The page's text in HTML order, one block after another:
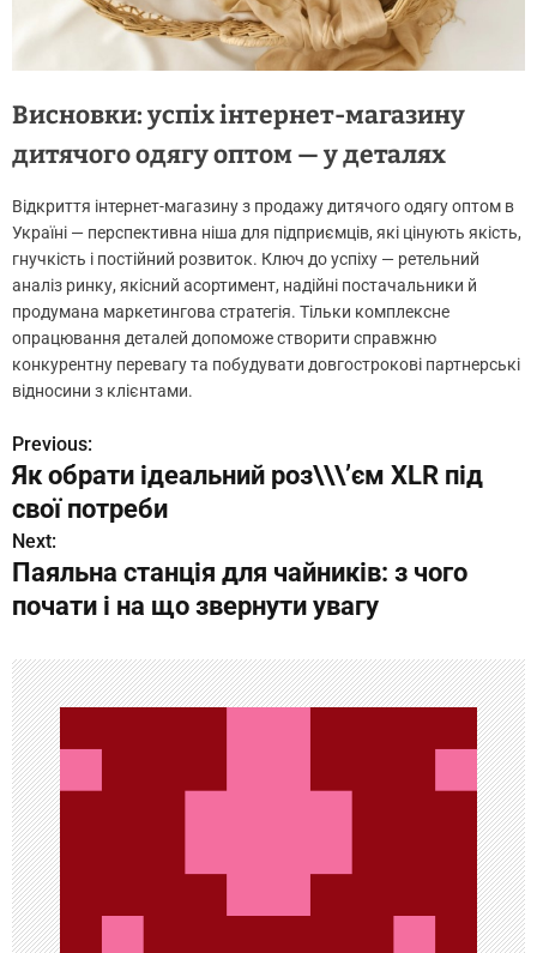
Висновки: успіх інтернет-магазину
дитячого одягу оптом — у деталях
Відкриття інтернет-магазину з продажу дитячого одягу оптом в
Україні — перспективна ніша для підприємців, які цінують якість,
гнучкість і постійний розвиток. Ключ до успіху — ретельний
аналіз ринку, якісний асортимент, надійні постачальники й
продумана маркетингова стратегія. Тільки комплексне
опрацювання деталей допоможе створити справжню
конкурентну перевагу та побудувати довгострокові партнерські
відносини з клієнтами.
Н
а
в
и
а
ц
и
я
п
о
Previous:
Як обрати ідеальний роз\\\’єм XLR під
свої потреби
Next:
Паяльна станція для чайників: з чого
почати і на що звернути увагу